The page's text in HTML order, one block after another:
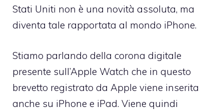
Stati Uniti non è una novità assoluta, ma
diventa tale rapportata al mondo iPhone.
Stiamo parlando della corona digitale
presente sull’Apple Watch che in questo
brevetto registrato da Apple viene inserita
anche su iPhone e iPad. Viene quindi